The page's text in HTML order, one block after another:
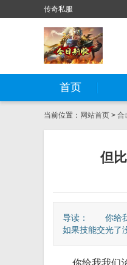
传奇私服
首页
当前位置： 网站首页 > 合
但
导读： 你给我
如果技能交光了
你给我我们治